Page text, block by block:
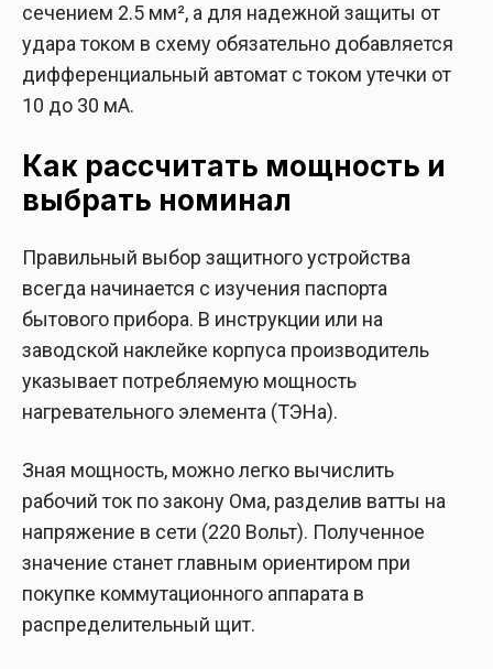
сечением 2.5 мм², а для надежной защиты от
удара током в схему обязательно добавляется
дифференциальный автомат с током утечки от
10 до 30 мА.
Как рассчитать мощность и
выбрать номинал
Правильный выбор защитного устройства
всегда начинается с изучения паспорта
бытового прибора. В инструкции или на
заводской наклейке корпуса производитель
указывает потребляемую мощность
нагревательного элемента (ТЭНа).
Зная мощность, можно легко вычислить
рабочий ток по закону Ома, разделив ватты на
напряжение в сети (220 Вольт). Полученное
значение станет главным ориентиром при
покупке коммутационного аппарата в
распределительный щит.